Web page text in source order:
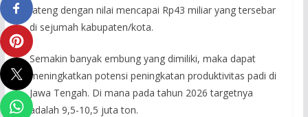
Jateng dengan nilai mencapai Rp43 miliar yang tersebar
di sejumah kabupaten/kota.
Semakin banyak embung yang dimiliki, maka dapat
meningkatkan potensi peningkatan produktivitas padi di
Jawa Tengah. Di mana pada tahun 2026 targetnya
adalah 9,5-10,5 juta ton.